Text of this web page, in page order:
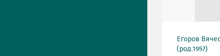
Егоров
(род.1957)